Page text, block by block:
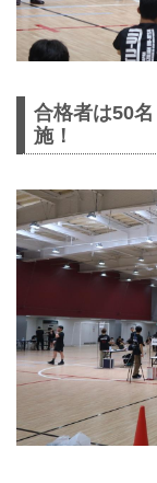
合格者は50
施！